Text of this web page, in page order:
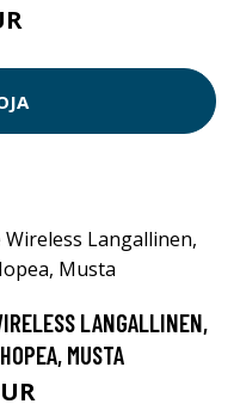
LANGALLINEN,
MUSTA